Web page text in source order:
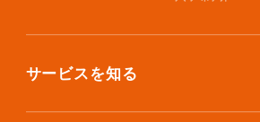
サービスを知る
使い方